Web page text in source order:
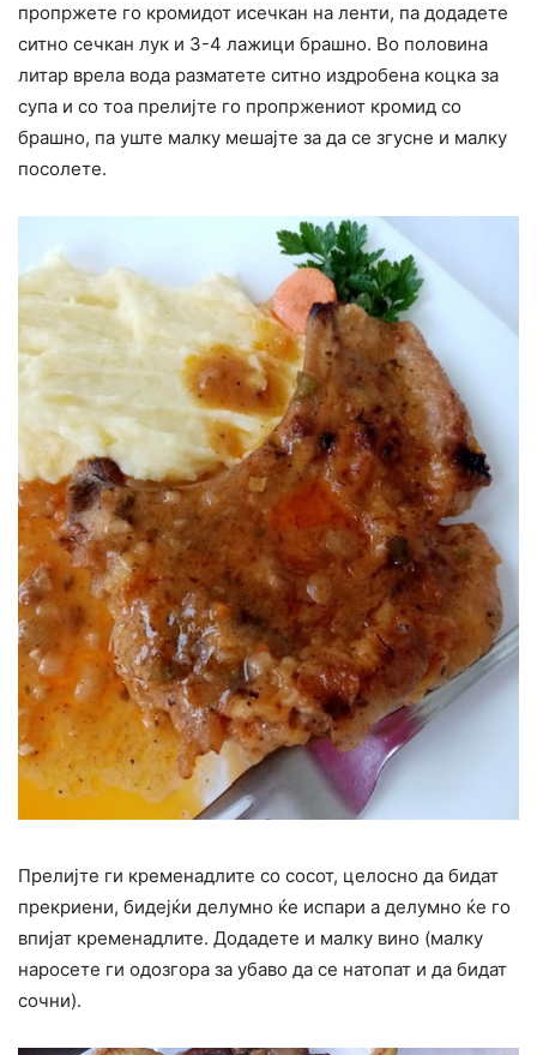
пропржете го кромидот исечкан на ленти, па додадете
ситно сечкан лук и 3-4 лажици брашно. Во половина
литар врела вода разматете ситно издробена коцка за
супа и со тоа прелијте го пропржениот кромид со
брашно, па уште малку мешајте за да се згусне и малку
посолете.
Прелијте ги кременадлите со сосот, целосно да бидат
прекриени, бидејќи делумно ќе испари а делумно ќе го
впијат кременадлите. Додадете и малку вино (малку
наросете ги одозгора за убаво да се натопат и да бидат
сочни).